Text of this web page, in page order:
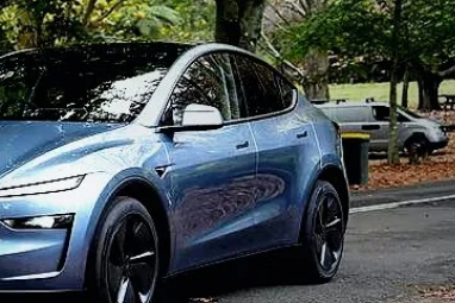
Fahrzeug bricht Rekorde
MANSCHETTE - SPOT
Preis in der Türkei AUTOBAHN - HIGHWAY